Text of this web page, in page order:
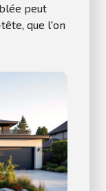
peut
que l'on